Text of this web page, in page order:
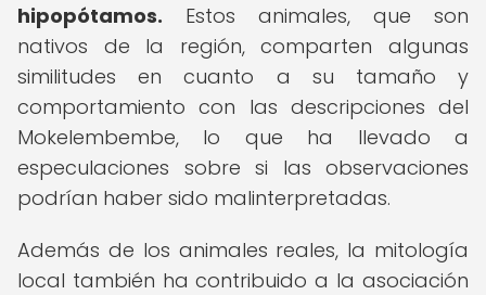
hipopótamos. Estos animales, que son
nativos de la región, comparten algunas
similitudes en cuanto a su tamaño y
comportamiento con las descripciones del
Mokelembembe, lo que ha llevado a
especulaciones sobre si las observaciones
podrían haber sido malinterpretadas.
Además de los animales reales, la mitología
local también ha contribuido a la asociación